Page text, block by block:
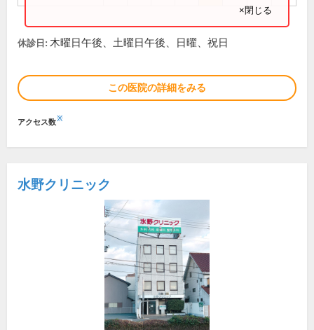
×閉じる
休診日: 木曜日午後、土曜日午後、日曜、祝日
この医院の詳細をみる
アクセス数※
水野クリニック